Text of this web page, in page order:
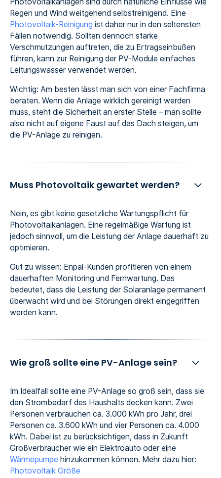
Regen und Wind weitgehend selbstreinigend. Eine
Photovoltaik-Reinigung ist daher nur in den seltensten
Fällen notwendig. Sollten dennoch starke
Verschmutzungen auftreten, die zu Ertragseinbußen
führen, kann zur Reinigung der PV-Module einfaches
Leitungswasser verwendet werden.
Wichtig: Am besten lässt man sich von einer Fachfirma
beraten. Wenn die Anlage wirklich gereinigt werden
muss, steht die Sicherheit an erster Stelle – man sollte
also nicht auf eigene Faust auf das Dach steigen, um
die PV-Anlage zu reinigen.
Muss Photovoltaik gewartet werden?
Nein, es gibt keine gesetzliche Wartungspflicht für
Photovoltaikanlagen. Eine regelmäßige Wartung ist
jedoch sinnvoll, um die Leistung der Anlage dauerhaft zu
optimieren.
Gut zu wissen: Enpal-Kunden profitieren von einem
dauerhaften Monitoring und Fernwartung. Das
bedeutet, dass die Leistung der Solaranlage permanent
überwacht wird und bei Störungen direkt eingegriffen
werden kann.
Wie groß sollte eine PV-Anlage sein?
Im Idealfall sollte eine PV-Anlage so groß sein, dass sie
den Strombedarf des Haushalts decken kann. Zwei
Personen verbrauchen ca. 3.000 kWh pro Jahr, drei
Personen ca. 3.600 kWh und vier Personen ca. 4.000
kWh. Dabei ist zu berücksichtigen, dass in Zukunft
Großverbraucher wie ein Elektroauto oder eine
Wärmepumpe hinzukommen können. Mehr dazu hier:
Photovoltaik Größe